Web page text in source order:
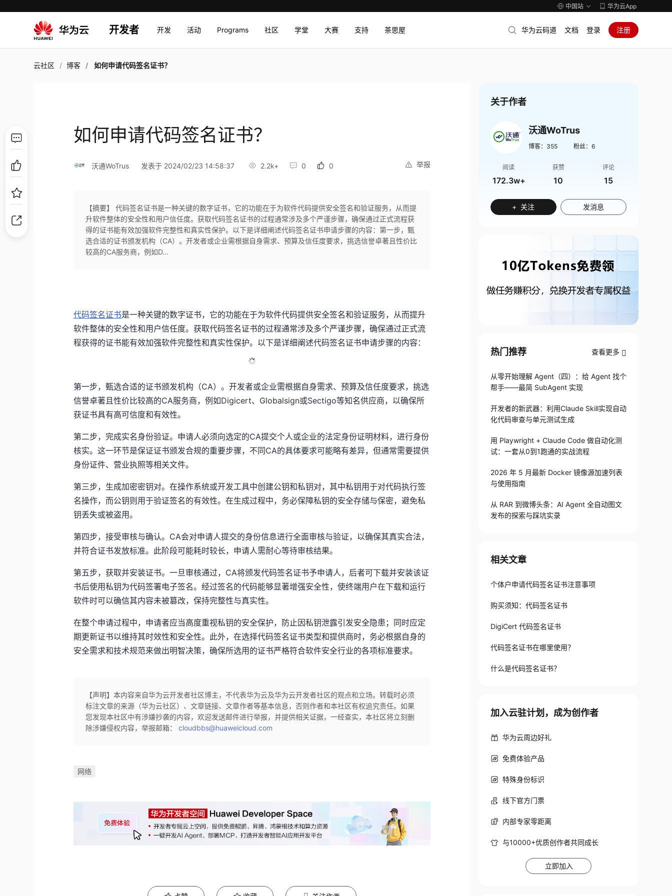
中国站 华为云App
开发者 开发 活动 Programs 社区 学堂 大赛 支持 茶思屋 华为云码道 文档 登录 注册
云社区 博客 如何申请代码签名证书？
如何申请代码签名证书？
举报
沃通WoTrus 发表于 2024/02/23 14:58:37 2.2k+ 0 0
【摘要】 代码签名证书是一种关键的数字证书，它的功能在于为软件代码提供安全签名和验证服务，从而提
升软件整体的安全性和用户信任度。获取代码签名证书的过程通常涉及多个严谨步骤，确保通过正式流程获
得的证书能有效加强软件完整性和真实性保护。以下是详细阐述代码签名证书申请步骤的内容：第一步，甄
选合适的证书颁发机构（CA）。开发者或企业需根据自身需求、预算及信任度要求，挑选信誉卓著且性价比
较高的CA服务商，例如D...
代码签名证书是一种关键的数字证书，它的功能在于为软件代码提供安全签名和验证服务，从而提升
软件整体的安全性和用户信任度。获取代码签名证书的过程通常涉及多个严谨步骤，确保通过正式流
程获得的证书能有效加强软件完整性和真实性保护。以下是详细阐述代码签名证书申请步骤的内容：
第一步，甄选合适的证书颁发机构（CA）。开发者或企业需根据自身需求、预算及信任度要求，挑选
信誉卓著且性价比较高的CA服务商，例如Digicert、Globalsign或Sectigo等知名供应商，以确保所
获证书具有高可信度和有效性。
第二步，完成实名身份验证。申请人必须向选定的CA提交个人或企业的法定身份证明材料，进行身份
核实。这一环节是保证证书颁发合规的重要步骤，不同CA的具体要求可能略有差异，但通常需要提供
身份证件、营业执照等相关文件。
第三步，生成加密密钥对。在操作系统或开发工具中创建公钥和私钥对，其中私钥用于对代码执行签
名操作，而公钥则用于验证签名的有效性。在生成过程中，务必保障私钥的安全存储与保密，避免私
钥丢失或被盗用。
第四步，接受审核与确认。CA会对申请人提交的身份信息进行全面审核与验证，以确保其真实合法，
并符合证书发放标准。此阶段可能耗时较长，申请人需耐心等待审核结果。
第五步，获取并安装证书。一旦审核通过，CA将颁发代码签名证书予申请人，后者可下载并安装该证
书后使用私钥为代码签署电子签名。经过签名的代码能够显著增强安全性，使终端用户在下载和运行
软件时可以确信其内容未被篡改，保持完整性与真实性。
在整个申请过程中，申请者应当高度重视私钥的安全保护，防止因私钥泄露引发安全隐患；同时应定
期更新证书以维持其时效性和安全性。此外，在选择代码签名证书类型和提供商时，务必根据自身的
安全需求和技术规范来做出明智决策，确保所选用的证书严格符合软件安全行业的各项标准要求。
【声明】本内容来自华为云开发者社区博主，不代表华为云及华为云开发者社区的观点和立场。转载时必须
标注文章的来源（华为云社区）、文章链接、文章作者等基本信息，否则作者和本社区有权追究责任。如果
您发现本社区中有涉嫌抄袭的内容，欢迎发送邮件进行举报，并提供相关证据，一经查实，本社区将立刻删
除涉嫌侵权内容，举报邮箱：cloudbbs@huaweicloud.com
网络
关于作者
沃通WoTrus
博客： 355 粉丝： 6
阅读
172.3w+
获赞
10
评论
15
+ 关注 发消息
热门推荐 查看更多
从零开始理解 Agent（四）：给 Agent 找个
帮手——最简 SubAgent 实现
开发者的新武器：利用Claude Skill实现自动
化代码审查与单元测试生成
用 Playwright + Claude Code 做自动化测
试：一套从0到1跑通的实战流程
2026 年 5 月最新 Docker 镜像源加速列表
与使用指南
从 RAR 到微博头条：AI Agent 全自动图文
发布的探索与踩坑实录
相关文章
个体户申请代码签名证书注意事项
购买须知：代码签名证书
DigiCert 代码签名证书
代码签名证书在哪里使用？
什么是代码签名证书？
加入云驻计划，成为创作者
华为云周边好礼
免费体验产品
特殊身份标识
线下官方门票
内部专家零距离
与10000+优质创作者共同成长
立即加入